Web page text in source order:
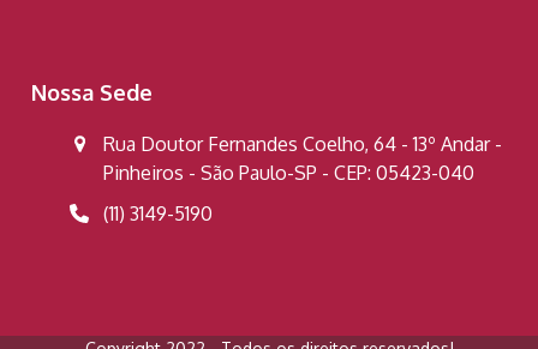
Nossa Sede
Rua Doutor Fernandes Coelho, 64 - 13º Andar -
Pinheiros - São Paulo-SP - CEP: 05423-040
(11) 3149-5190